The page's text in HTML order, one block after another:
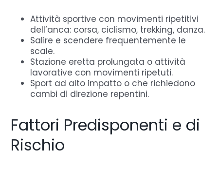
Attività sportive con movimenti ripetitivi
dell’anca: corsa, ciclismo, trekking, danza.
Salire e scendere frequentemente le
scale.
Stazione eretta prolungata o attività
lavorative con movimenti ripetuti.
Sport ad alto impatto o che richiedono
cambi di direzione repentini.
Fattori Predisponenti e di
Rischio